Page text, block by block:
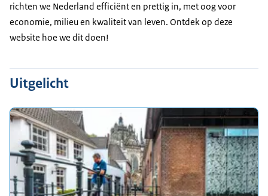
richten we Nederland efficiënt en prettig in, met oog voor
economie, milieu en kwaliteit van leven. Ontdek op deze
website hoe we dit doen!
Uitgelicht